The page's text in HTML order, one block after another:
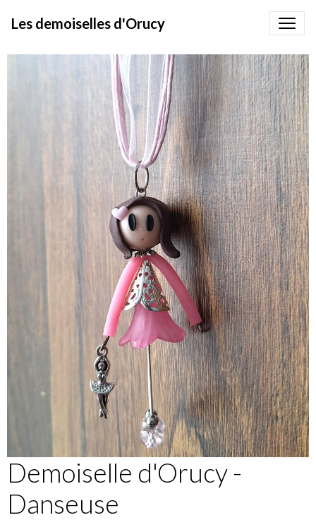
Les demoiselles d'Orucy
Demoiselle d'Orucy -
Danseuse